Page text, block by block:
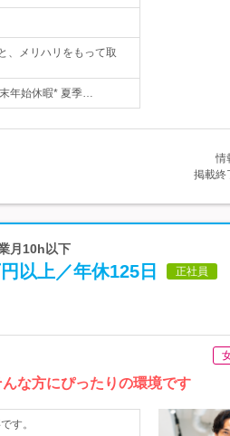
、メリハリをもって取
年始休暇* 夏季…
情
掲載終
月10h以下
以上／年休125日 正社員
な方にぴったりの環境です
す。